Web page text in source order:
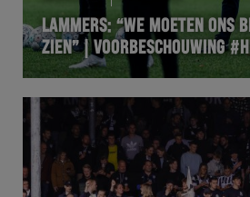
LAMMERS: “WE MOETEN ONS
ZIEN” | VOORBESCHOUWING